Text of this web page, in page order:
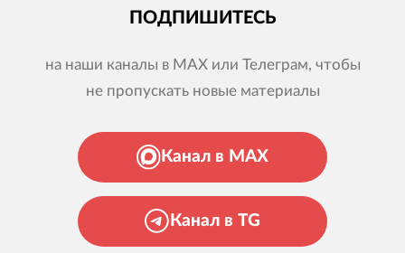
ПОДПИШИТЕСЬ
на наши каналы в MAX или Телеграм, чтобы
не пропускать новые материалы
Канал в MAX
Канал в TG